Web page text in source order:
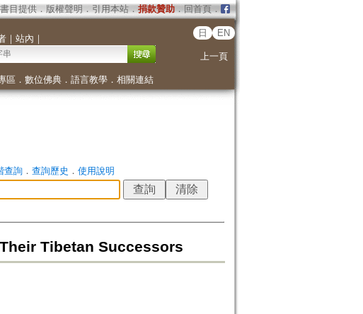
書目提供． 版權聲明 ． 引用本站． 捐款贊助．回首頁．
｜ 站內 ｜
日 EN
上一頁
區 ． 數位佛典． 語言教學． 相關連結
查詢． 查詢歷史 ． 使用說明
Tibetan Successors